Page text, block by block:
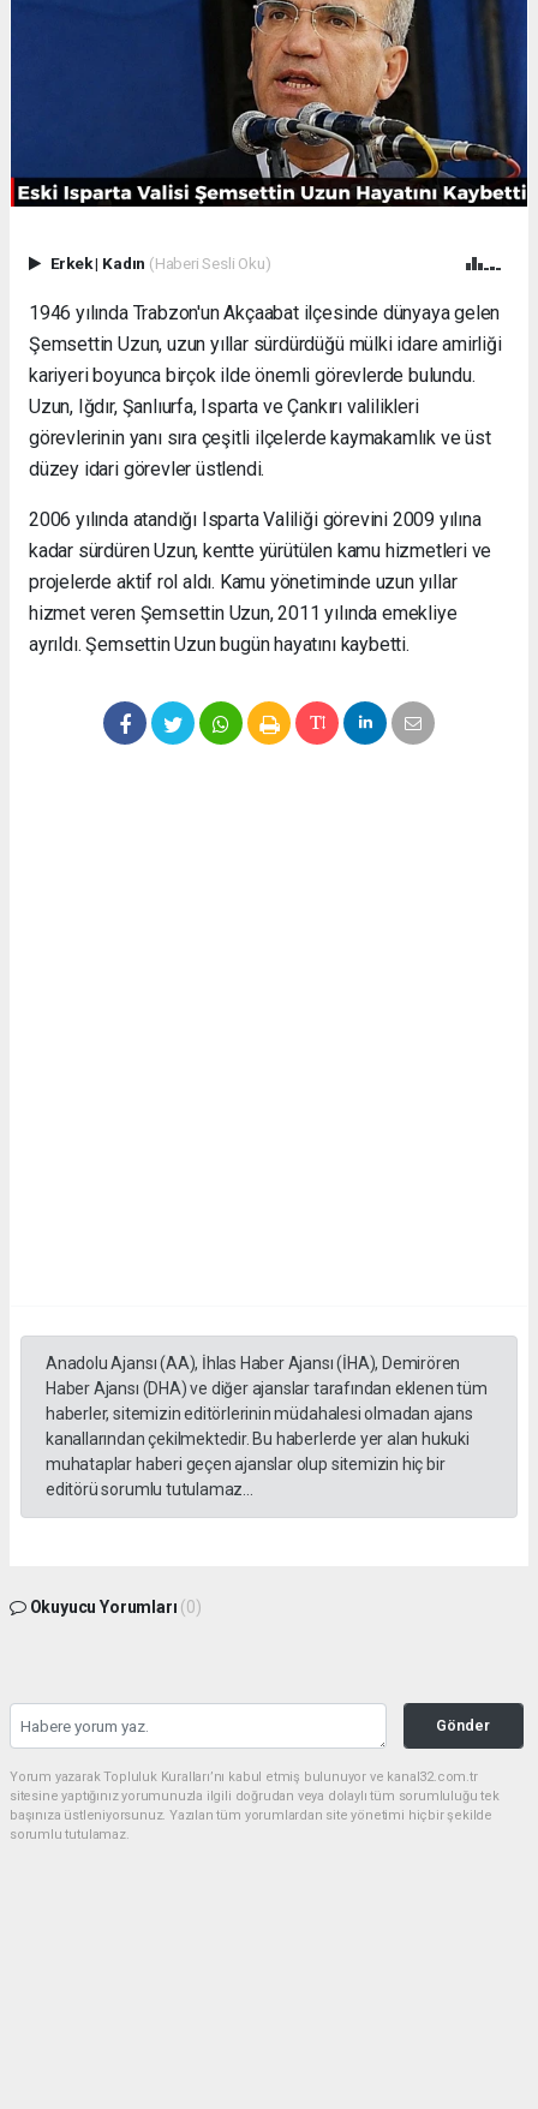
Erkek| Kadın (Haberi Sesli Oku)
1946 yılında Trabzon'un Akçaabat ilçesinde dünyaya gelen
Şemsettin Uzun, uzun yıllar sürdürdüğü mülki idare amirliği
kariyeri boyunca birçok ilde önemli görevlerde bulundu.
Uzun, Iğdır, Şanlıurfa, Isparta ve Çankırı valilikleri
görevlerinin yanı sıra çeşitli ilçelerde kaymakamlık ve üst
düzey idari görevler üstlendi.
2006 yılında atandığı Isparta Valiliği görevini 2009 yılına
kadar sürdüren Uzun, kentte yürütülen kamu hizmetleri ve
projelerde aktif rol aldı. Kamu yönetiminde uzun yıllar
hizmet veren Şemsettin Uzun, 2011 yılında emekliye
ayrıldı. Şemsettin Uzun bugün hayatını kaybetti.
Anadolu Ajansı (AA), İhlas Haber Ajansı (İHA), Demirören
Haber Ajansı (DHA) ve diğer ajanslar tarafından eklenen tüm
haberler, sitemizin editörlerinin müdahalesi olmadan ajans
kanallarından çekilmektedir. Bu haberlerde yer alan hukuki
muhataplar haberi geçen ajanslar olup sitemizin hiç bir
editörü sorumlu tutulamaz...
Okuyucu Yorumları (0)
Gönder
Yorum yazarak Topluluk Kuralları’nı kabul etmiş bulunuyor ve kanal32.com.tr
sitesine yaptığınız yorumunuzla ilgili doğrudan veya dolaylı tüm sorumluluğu tek
başınıza üstleniyorsunuz. Yazılan tüm yorumlardan site yönetimi hiçbir şekilde
sorumlu tutulamaz.